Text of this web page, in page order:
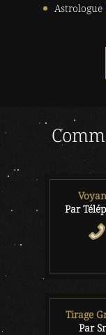
Astrologue
Par
Tirage
Par